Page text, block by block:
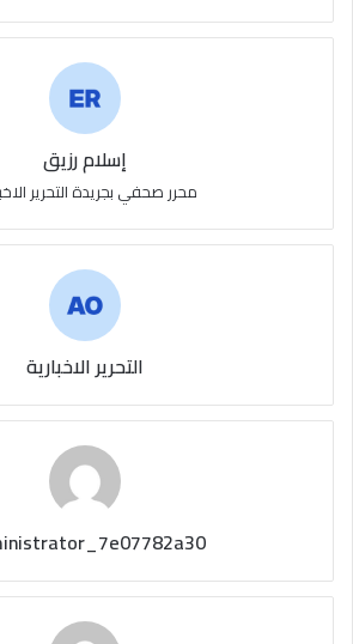
إسلام رزيق
محرر صحفي بجريدة التحرير
التحرير الاخبارية